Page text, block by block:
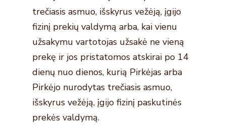
trečiasis asmuo, išskyrus vežėją, įgijo
fizinį prekių valdymą arba, kai vienu
užsakymu vartotojas užsakė ne vieną
prekę ir jos pristatomos atskirai po 14
dienų nuo dienos, kurią Pirkėjas arba
Pirkėjo nurodytas trečiasis asmuo,
išskyrus vežėją, įgijo fizinį paskutinės
prekės valdymą.